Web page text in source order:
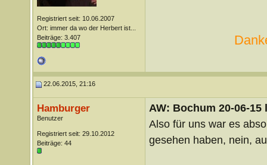
Registriert seit: 10.06.2007
Ort: immer da wo der Herbert ist...
Beiträge: 3.407
22.06.2015, 21:16
Hamburger
Benutzer
Registriert seit: 29.10.2012
Beiträge: 44
AW: Bochum 20-06-
Also für uns war es
gesehen haben, nein,